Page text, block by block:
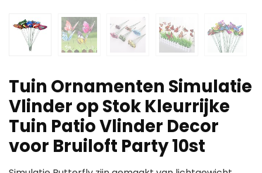
Tuin Ornamenten Simulatie
Vlinder op Stok Kleurrijke
Tuin Patio Vlinder Decor
voor Bruiloft Party 10st